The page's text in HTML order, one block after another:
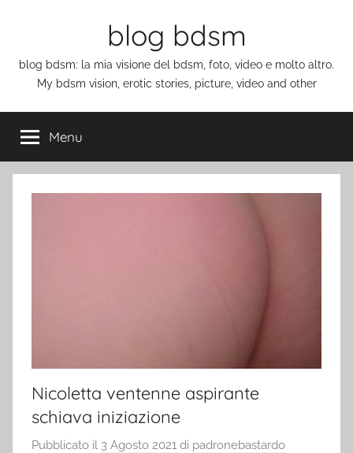
blog bdsm
blog bdsm: la mia visione del bdsm, foto, video e molto altro.
My bdsm vision, erotic stories, picture, video and other
Menu
Nicoletta ventenne aspirante
schiava iniziazione
Pubblicato il 3 Agosto 2021 di padronebastardo